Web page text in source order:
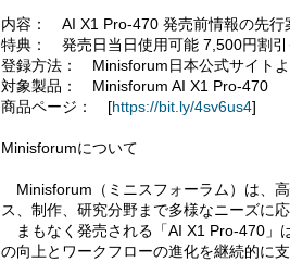
内容： AI X1 Pro-470 発売前情報の先行
特典： 発売日当日使用可能 7,500円割引
登録方法： Minisforum日本公式サイト
対象製品： Minisforum AI X1 Pro-470
商品ページ： [https://bit.ly/4sv6us4]
Minisforumについて
Minisforum（ミニスフォーラム）は、
ス、制作、研究分野まで多様なニーズに
まもなく発売される「AI X1 Pro-470」
の向上とワークフローの進化を継続的に支